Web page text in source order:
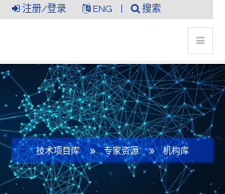
搜索
ENG
注册/登录
技术项目库 专家资源 机构库